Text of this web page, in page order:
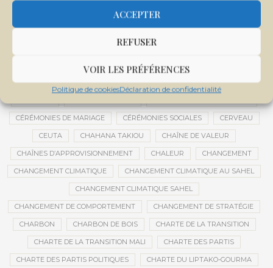
ACCEPTER
REFUSER
VOIR LES PRÉFÉRENCES
Politique de cookiesDéclaration de confidentialité
CENTRE DE SANTÉ COMMUNAUTAIRE
CENTRE INTERNATIONAL DE CONFÉRENCES DE BAMAKO
CENTRE MALI
CENTRE NATIONAL DES EXAMENS ET CONCOURS DE L’ÉDUCATION
CENTRES DE DONNÉES CERCLE DE RÉFLEXION À DISTANCE
CÉRÉMONIES DE MARIAGE CÉRÉMONIES SOCIALES CERVEAU
CEUTA CHAHANA TAKIOU CHAÎNE DE VALEUR
CHAÎNES D’APPROVISIONNEMENT CHALEUR CHANGEMENT
CHANGEMENT CLIMATIQUE CHANGEMENT CLIMATIQUE AU SAHEL
CHANGEMENT CLIMATIQUE SAHEL
CHANGEMENT DE COMPORTEMENT CHANGEMENT DE STRATÉGIE
CHARBON CHARBON DE BOIS CHARTE DE LA TRANSITION
CHARTE DE LA TRANSITION MALI CHARTE DES PARTIS
CHARTE DES PARTIS POLITIQUES CHARTE DU LIPTAKO-GOURMA